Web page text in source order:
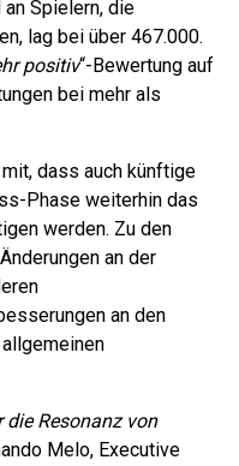
Spielern, die
lag bei über 467.000.
positiv“-Bewertung auf
bei mehr als
dass auch künftige
Phase weiterhin das
werden. Zu den
an der
an den
Resonanz von
Melo, Executive